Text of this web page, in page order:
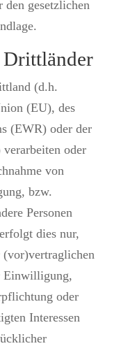
den gesetzlichen
(d.h.
(EU), des
(EWR) oder der
verarbeiten oder
von
bzw.
Personen
dies nur,
(vor)vertraglichen
Einwilligung,
oder
Interessen